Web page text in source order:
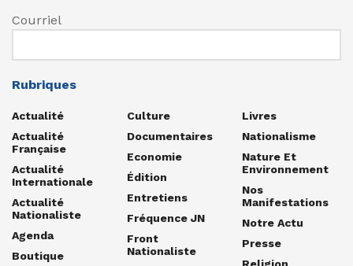
Courriel
Rubriques
Actualité
Actualité
Française
Actualité
Internationale
Actualité
Nationaliste
Agenda
Boutique
Culture
Documentaires
Economie
Édition
Entretiens
Fréquence JN
Front
Nationaliste
Livres
Nationalisme
Nature Et
Environnement
Nos
Manifestations
Notre Actu
Presse